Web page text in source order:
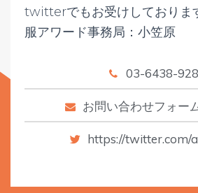
twitterでもお受けしておりま
服アワード事務局：小笠原
03-6438-
お問い合わせフォー
https://twitter.com/